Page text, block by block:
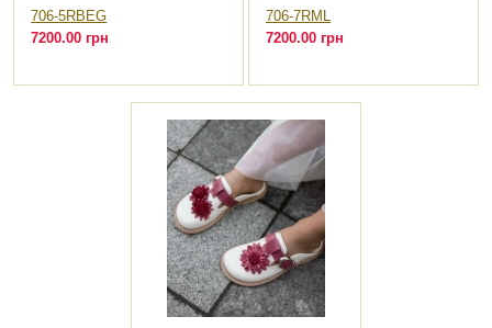
706-5RBEG
7200.00 грн
706-7RML
7200.00 грн